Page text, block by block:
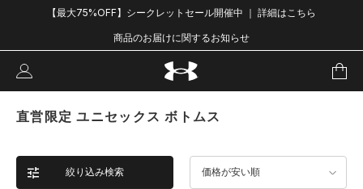
【最大75%OFF】シークレットセール開催中 ｜ 詳細はこちら
商品のお届けに関するお知らせ
直営限定 ユニセックス ボトムス
絞り込み検索 価格が安い順